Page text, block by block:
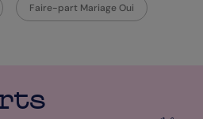
Faire-part Mariage Oui